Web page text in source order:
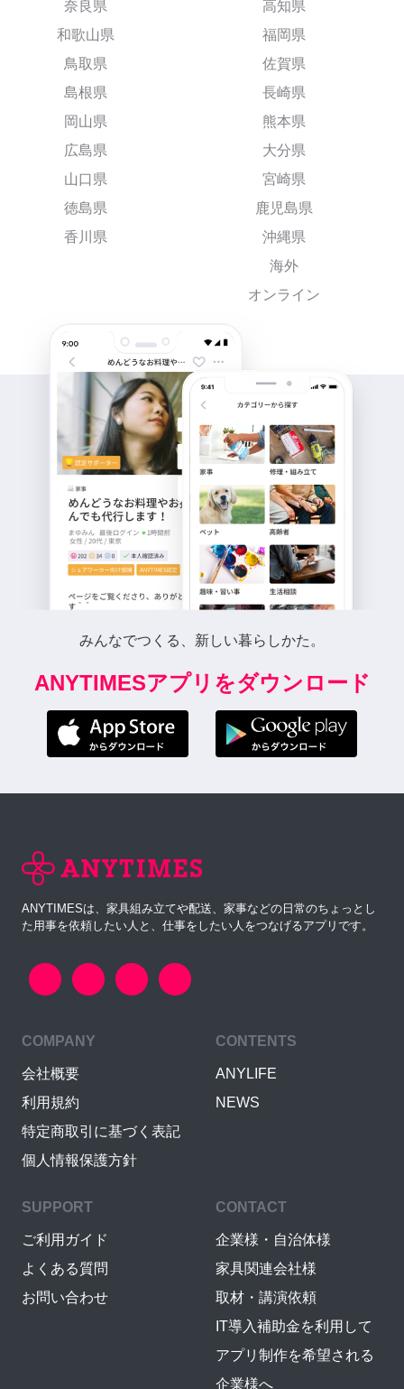
奈良県
和歌山県
鳥取県
島根県
岡山県
広島県
山口県
徳島県
香川県
高知県
福岡県
佐賀県
長崎県
熊本県
大分県
宮崎県
鹿児島県
沖縄県
海外
オンライン
みんなでつくる、新しい暮らしかた。
ANYTIMESアプリをダウンロード
ANYTIMESは、家具組み立てや配送、家事などの日常のちょっとし
た用事を依頼したい人と、仕事をしたい人をつなげるアプリです。
COMPANY
会社概要
利用規約
特定商取引に基づく表記
個人情報保護方針
CONTENTS
ANYLIFE
NEWS
SUPPORT
ご利用ガイド
よくある質問
お問い合わせ
CONTACT
企業様・自治体様
家具関連会社様
取材・講演依頼
IT導入補助金を利用して
アプリ制作を希望される
企業様へ